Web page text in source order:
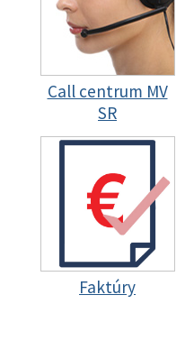
Call centrum MV
SR
Faktúry